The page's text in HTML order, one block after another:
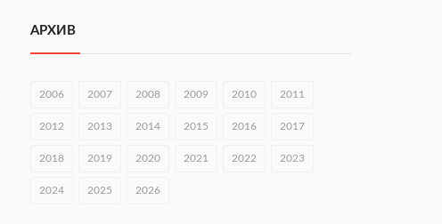
В Нижегородской области стартовал конкурс
Токмоком
Экспорт продукции АПК Нижегородской области
АРХИВ
2006 2007 2008 2009 2010 2011
2012 2013 2014 2015 2016 2017
2018 2019 2020 2021 2022 2023
2024 2025 2026